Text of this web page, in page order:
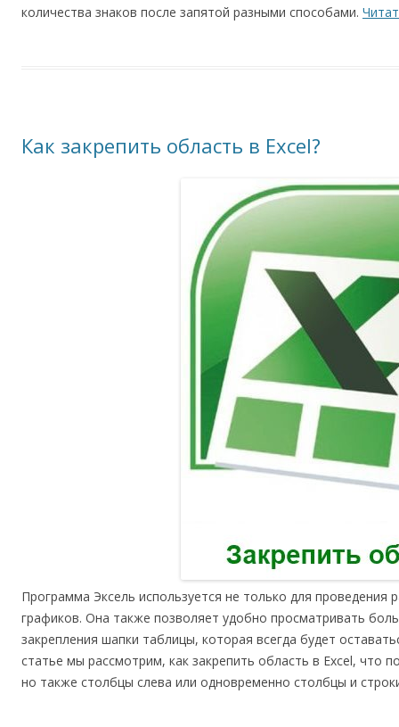
количества знаков после запятой разными способами.
Как закрепить область в Excel?
Программа Эксель используется не только для проведения
графиков. Она также позволяет удобно просматривать
закрепления шапки таблицы, которая всегда будет
статье мы рассмотрим, как закрепить область в Excel, что
но также столбцы слева или одновременно столбцы и